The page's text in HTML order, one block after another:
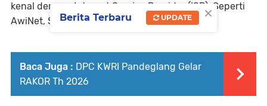
kenal dengan Internet Service Provider (ISP). Seperti
AwiNet, SiberNet dan Wimate",
Baca Juga : DPC KWRI Pandeglang Gelar
RAKOR Th 2026
×
Berita Terbaru UPDATE